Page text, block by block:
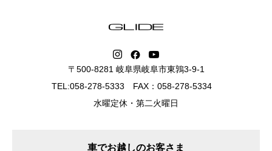
〒500-8281 岐阜県岐阜市東鶉3-9-1
TEL:058-278-5333 FAX：058-278-5334
水曜定休・第二火曜日
車でお越しのお客さま